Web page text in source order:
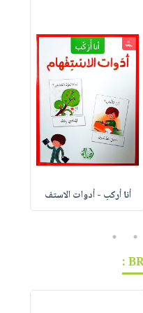
أنا أركب - أدوات الاستف
4
5